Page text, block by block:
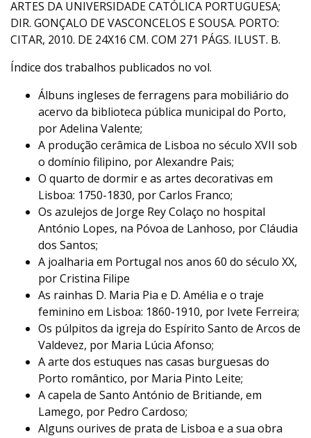
ARTES DA UNIVERSIDADE CATÓLICA PORTUGUESA;
DIR. GONÇALO DE VASCONCELOS E SOUSA. PORTO:
CITAR, 2010. DE 24X16 CM. COM 271 PÁGS. ILUST. B.
Índice dos trabalhos publicados no vol.
Álbuns ingleses de ferragens para mobiliário do
acervo da biblioteca pública municipal do Porto,
por Adelina Valente;
A produção cerâmica de Lisboa no século XVII sob
o domínio filipino, por Alexandre Pais;
O quarto de dormir e as artes decorativas em
Lisboa: 1750-1830, por Carlos Franco;
Os azulejos de Jorge Rey Colaço no hospital
António Lopes, na Póvoa de Lanhoso, por Cláudia
dos Santos;
A joalharia em Portugal nos anos 60 do século XX,
por Cristina Filipe
As rainhas D. Maria Pia e D. Amélia e o traje
feminino em Lisboa: 1860-1910, por Ivete Ferreira;
Os púlpitos da igreja do Espírito Santo de Arcos de
Valdevez, por Maria Lúcia Afonso;
A arte dos estuques nas casas burguesas do
Porto romântico, por Maria Pinto Leite;
A capela de Santo António de Britiande, em
Lamego, por Pedro Cardoso;
Alguns ourives de prata de Lisboa e a sua obra